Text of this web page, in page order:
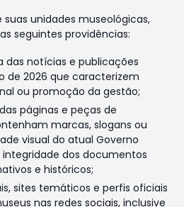
unidades museológicas,
seguintes providências:
notícias e publicações
de 2026 que caracterizem
ou promoção da gestão;
páginas e peças de
marcas, slogans ou
visual do atual Governo
integridade dos documentos
e históricos;
sites temáticos e perfis oficiais
nas redes sociais, inclusive